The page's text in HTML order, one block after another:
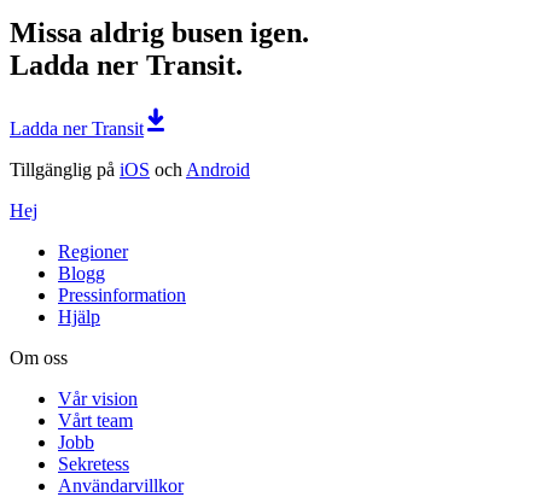
Missa aldrig busen igen.
Ladda ner Transit.
Ladda ner Transit
Tillgänglig på iOS och Android
Hej
Regioner
Blogg
Pressinformation
Hjälp
Om oss
Vår vision
Vårt team
Jobb
Sekretess
Användarvillkor